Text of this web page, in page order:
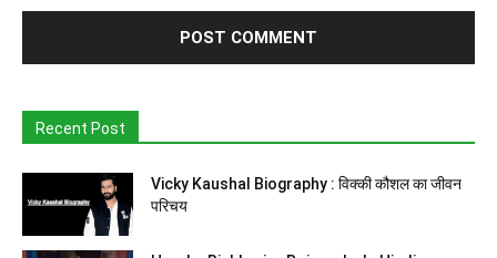
Recent Post
Vicky Kaushal Biography : विक्की कौशल का जीवन
परिचय